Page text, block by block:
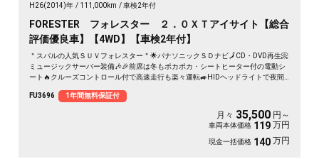
H26(2014)年 111,000km 車検2年付
FORESTER フォレスター ２．０ＸＴアイサイト【総合
評価優良車】【4WD】【車検2年付】
＂スバルの人気ＳＵＶフォレスター＂🌟パナソニックＳＤナビ🗾CD・DVD再生📀
ミュージックサーバー装備🎶🎉前席は冬もポカポカ・シートヒーター付の電動シ
ート🔥クルーズコントロール付で高速走行も楽々運転🚙HIDヘッドライトで夜間
FU3696
1年間無料保証付
月々 35,500 円～
車両本体価格 119 万円
現金一括価格 140 万円